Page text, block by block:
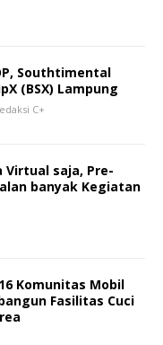
Southtimental
(BSX) Lampung
C+
Virtual saja, Pre-
banyak Kegiatan
Komunitas Mobil
Fasilitas Cuci